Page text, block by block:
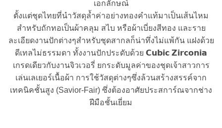
เอกลักษณ์
ตั้งแต่ชุดไทยที่นำวัสดุล้ำค่าอย่างทองคำแท้มาเป็นเส้นไหม
สำหรับถักทอเป็นผ้าคลุม สไบ หรือผ้าเบี่ยงสีทอง และราย
ละเอียดงานปักต่างๆสำหรับชุดสากลก็น่าทึ่งไม่แพ้กัน แฝงด้วย
ดีเทลไม่ธรรมดา ทั้งงานปักประดับด้วย 𝗖𝘂𝗯𝗶𝗰 𝗭𝗶𝗿𝗰𝗼𝗻𝗶𝗮
เกรดเดียวกับงานจิวเวอรี่ ยกระดับมูลค่าของชุดเจ้าสาวการ
เล่นเลเยอร์เนื้อผ้า การใช้วัสดุต่างๆซึ่งล้วนสร้างสรรค์จาก
เทคนิคชั้นสูง (Savior-Fair) ซึ่งต้องอาศัยประสการ์ณจากช่าง
ฝีมือชั้นเยี่ยม